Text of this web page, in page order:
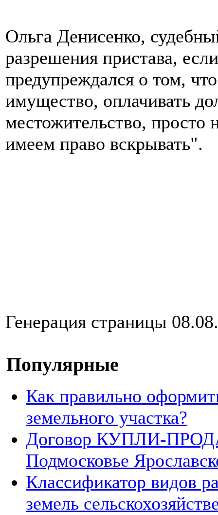
Ольга Денисенко,
разрешения пристава,
предупреждался о том,
имущество, оплачивать
местожительство, просто
имеем право вскрывать".
Генерация страницы
Популярные
Как правильно
земельного участка?
Договор КУПЛИ-
Подмосковье
Классификатор видов
земель